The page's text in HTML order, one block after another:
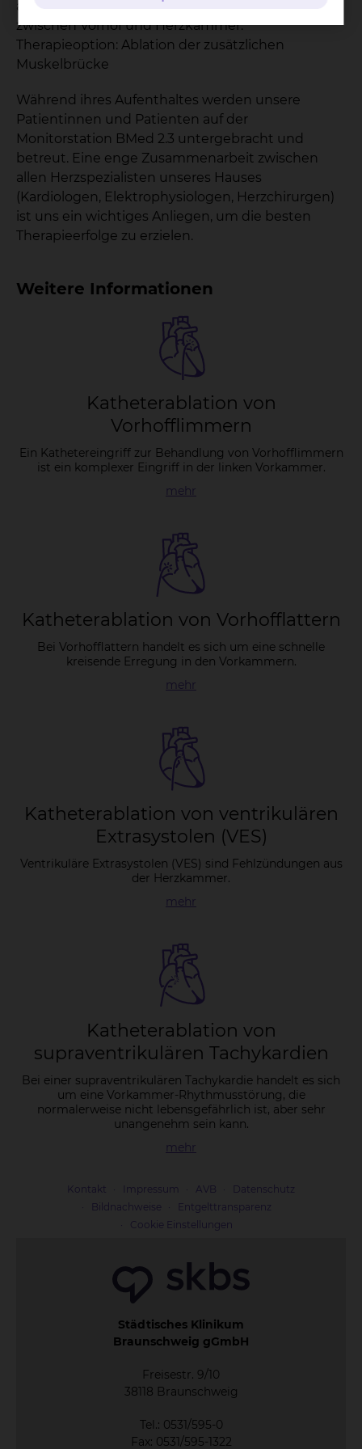
angeborenen zusätzlichen Muskelbrücke
zwischen Vorhof und Herzkammer.
Therapieoption: Ablation der zusätzlichen
Muskelbrücke
Während ihres Aufenthaltes werden unsere
Patientinnen und Patienten auf der
Monitorstation BMed 2.3 untergebracht und
betreut. Eine enge Zusammenarbeit zwischen
allen Herzspezialisten unseres Hauses
(Kardiologen, Elektrophysiologen, Herzchirurgen)
ist uns ein wichtiges Anliegen, um die besten
Therapieerfolge zu erzielen.
Weitere Informationen
Ka­the­tera­b­la­ti­on von
Vor­hof­flim­mern
Ein Kathetereingriff zur Behandlung von Vorhofflimmern
ist ein komplexer Eingriff in der linken Vorkammer.
mehr
Ka­the­tera­b­la­ti­on von Vor­hoff­lat­tern
Bei Vorhofflattern handelt es sich um eine schnelle
kreisende Erregung in den Vorkammern.
mehr
Ka­the­tera­b­la­ti­on von ven­tri­ku­lären
Ex­tra­sys­to­len (VES)
Ventrikuläre Extrasystolen (VES) sind Fehlzündungen aus
der Herzkammer.
mehr
Ka­the­tera­b­la­ti­on von
su­pra­ven­tri­ku­lären Tachy­kar­di­en
Bei einer supraventrikulären Tachykardie handelt es sich
um eine Vorkammer-Rhythmusstörung, die
normalerweise nicht lebensgefährlich ist, aber sehr
unangenehm sein kann.
mehr
Kontakt Impressum AVB
Datenschutz
Bildnachweise
Entgelttransparenz
Cookie Einstellungen
Städtisches Klinikum
Braunschweig gGmbH
Freisestr. 9/10
38118 Braunschweig
Tel.: 0531/595-0
Fax: 0531/595-1322